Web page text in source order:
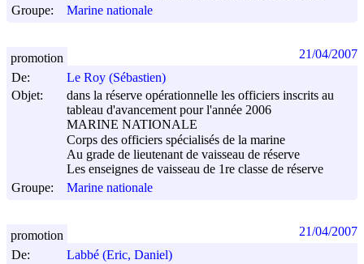
Groupe:
Marine nationale
De:
Le Roy (Sébastien)
Objet:
dans la réserve opérationnelle les officiers inscrits au
tableau d'avancement pour l'année 2006
MARINE NATIONALE
Corps des officiers spécialisés de la marine
Au grade de lieutenant de vaisseau de réserve
Les enseignes de vaisseau de 1re classe de réserve
Groupe:
Marine nationale
promotion 21/04/2007
De:
Labbé (Eric, Daniel)
promotion 21/04/2007